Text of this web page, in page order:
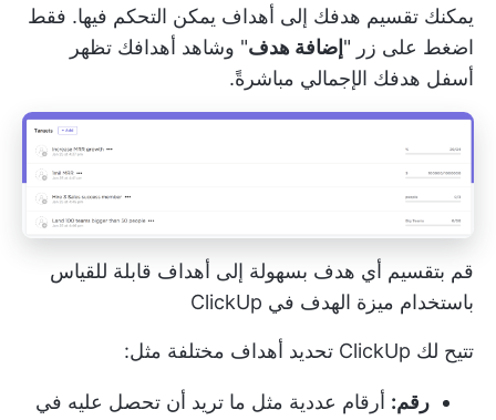
يمكنك تقسيم هدفك إلى أهداف يمكن التحكم فيها. فقط
اضغط على زر " إضافة هدف" وشاهد أهدافك تظهر
أسفل هدفك الإجمالي مباشرةً.
قم بتقسيم أي هدف بسهولة إلى أهداف قابلة للقياس
باستخدام ميزة الهدف في ClickUp
تتيح لك ClickUp تحديد أهداف مختلفة مثل:
رقم: أرقام عددية مثل ما تريد أن تحصل عليه في